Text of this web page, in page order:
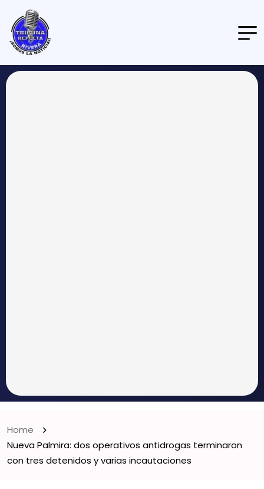
Home
Nueva Palmira: dos operativos antidrogas terminaron
con tres detenidos y varias incautaciones